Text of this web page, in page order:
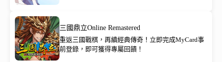
三國鼎立Online Remastered
重返三國戰棋，再續經典傳奇！立即完成MyCard事
前登錄，即可獲得專屬回饋！